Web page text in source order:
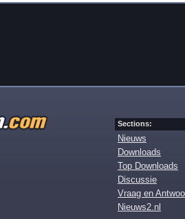
Sections:
Nieuws
Downloads
Top Downloads
Discussie
Vraag en
Nieuws2.nl